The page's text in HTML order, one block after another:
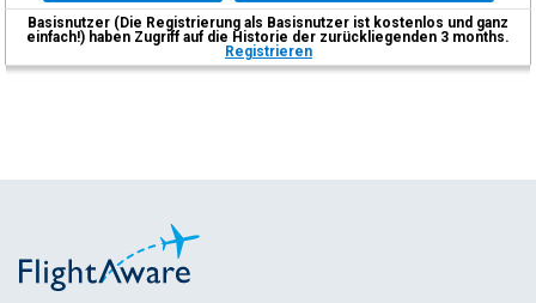
Basisnutzer (Die Registrierung als Basisnutzer ist kostenlos und ganz
einfach!) haben Zugriff auf die Historie der zurückliegenden 3 months.
Registrieren